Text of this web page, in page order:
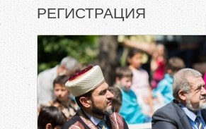
В
ы
з
д
РЕГИСТРАЦИЯ